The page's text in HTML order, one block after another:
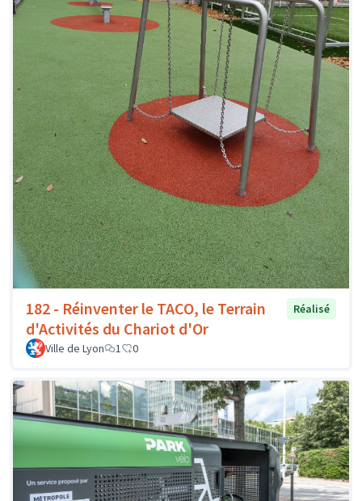
182 - Réinventer le TACO, le Terrain
d'Activités du Chariot d'Or
Réalisé
Ville de Lyon 1 0